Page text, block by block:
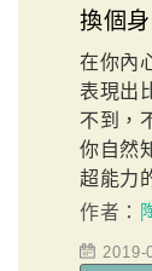
換個
在你內
表現出
不到，
你自然
超能力
作者：
2019-